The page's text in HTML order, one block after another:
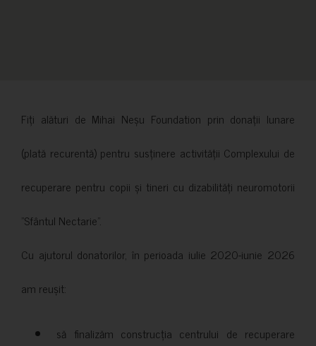
Fiți alături de Mihai Neșu Foundation prin donații lunare
(plată recurentă) pentru susținere activității Complexului de
recuperare pentru copii și tineri cu dizabilități neuromotorii
”Sfântul Nectarie”.
Cu ajutorul donatorilor, în perioada iulie 2020-iunie 2026
am reușit:
să finalizăm construcția centrului de recuperare